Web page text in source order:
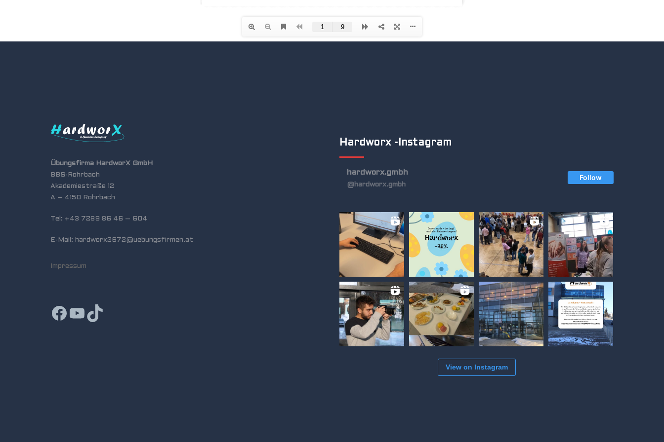
Übungsfirma HardworX GmbH
BBS-Rohrbach
Akademiestraße 12
A – 4150 Rohrbach
Tel: +43 7289 86 46 – 604
E-Mail: hardworx2672@uebungsfirmen.at
Impressum
Facebook
YouTube
TikTok
Hardworx -Instagram
hardworx.gmbh
@hardworx.gmbh
Follow
View on Instagram